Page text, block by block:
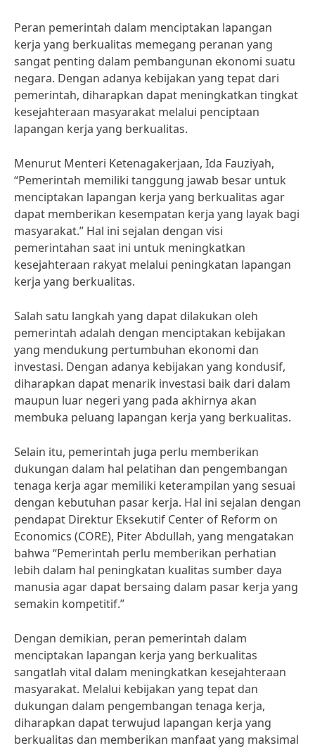
Peran pemerintah dalam menciptakan lapangan
kerja yang berkualitas memegang peranan yang
sangat penting dalam pembangunan ekonomi suatu
negara. Dengan adanya kebijakan yang tepat dari
pemerintah, diharapkan dapat meningkatkan tingkat
kesejahteraan masyarakat melalui penciptaan
lapangan kerja yang berkualitas.
Menurut Menteri Ketenagakerjaan, Ida Fauziyah,
“Pemerintah memiliki tanggung jawab besar untuk
menciptakan lapangan kerja yang berkualitas agar
dapat memberikan kesempatan kerja yang layak bagi
masyarakat.” Hal ini sejalan dengan visi
pemerintahan saat ini untuk meningkatkan
kesejahteraan rakyat melalui peningkatan lapangan
kerja yang berkualitas.
Salah satu langkah yang dapat dilakukan oleh
pemerintah adalah dengan menciptakan kebijakan
yang mendukung pertumbuhan ekonomi dan
investasi. Dengan adanya kebijakan yang kondusif,
diharapkan dapat menarik investasi baik dari dalam
maupun luar negeri yang pada akhirnya akan
membuka peluang lapangan kerja yang berkualitas.
Selain itu, pemerintah juga perlu memberikan
dukungan dalam hal pelatihan dan pengembangan
tenaga kerja agar memiliki keterampilan yang sesuai
dengan kebutuhan pasar kerja. Hal ini sejalan dengan
pendapat Direktur Eksekutif Center of Reform on
Economics (CORE), Piter Abdullah, yang mengatakan
bahwa “Pemerintah perlu memberikan perhatian
lebih dalam hal peningkatan kualitas sumber daya
manusia agar dapat bersaing dalam pasar kerja yang
semakin kompetitif.”
Dengan demikian, peran pemerintah dalam
menciptakan lapangan kerja yang berkualitas
sangatlah vital dalam meningkatkan kesejahteraan
masyarakat. Melalui kebijakan yang tepat dan
dukungan dalam pengembangan tenaga kerja,
diharapkan dapat terwujud lapangan kerja yang
berkualitas dan memberikan manfaat yang maksimal